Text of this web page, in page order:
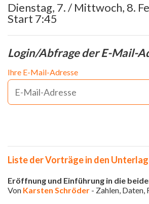
Dienstag, 7. / Mittwoch, 8.
Start 7:45
Login/Abfrage der E-Mail-
Ihre E-Mail-Adresse
Liste der Vorträge in den
Eröffnung und Einführung in die
Von Karsten Schröder - Zahlen, Daten,